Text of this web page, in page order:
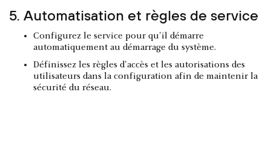
5. Automatisation et règles de service
Configurez le service pour qu'il démarre
automatiquement au démarrage du système.
Définissez les règles d'accès et les autorisations des
utilisateurs dans la configuration afin de maintenir la
sécurité du réseau.